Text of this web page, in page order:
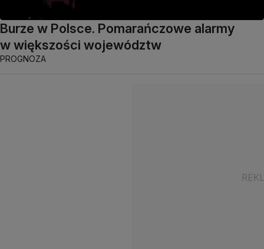
Burze w Polsce. Pomarańczowe alarmy
w większości województw
PROGNOZA